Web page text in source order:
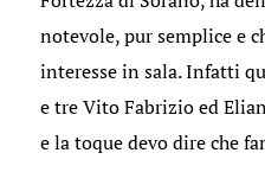
notevole, pur semplice e
interesse in sala. Infatti
e tre Vito Fabrizio ed
e la toque devo dire che